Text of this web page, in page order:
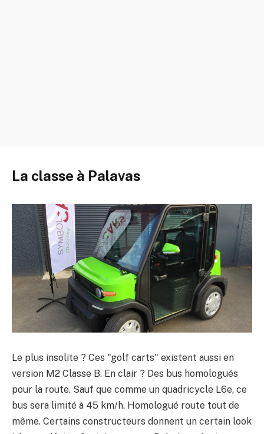
La classe à Palavas
Le plus insolite ? Ces "golf carts" existent aussi en
version M2 Classe B. En clair ? Des bus homologués
pour la route. Sauf que comme un quadricycle L6e, ce
bus sera limité à 45 km/h. Homologué route tout de
même. Certains constructeurs donnent un certain look